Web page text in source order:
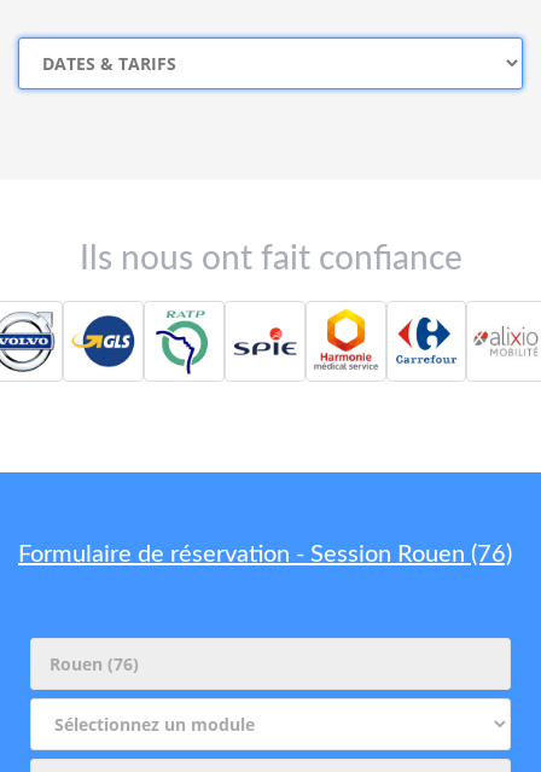
Ils nous ont fait confiance
Formulaire de réservation - Session Rouen (76)